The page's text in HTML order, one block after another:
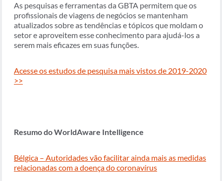
As pesquisas e ferramentas da GBTA permitem que os
profissionais de viagens de negócios se mantenham
atualizados sobre as tendências e tópicos que moldam o
setor e aproveitem esse conhecimento para ajudá-los a
serem mais eficazes em suas funções.
Acesse os estudos de pesquisa mais vistos de 2019-2020
>>
Resumo do WorldAware Intelligence
Bélgica – Autoridades vão facilitar ainda mais as medidas
relacionadas com a doença do coronavírus